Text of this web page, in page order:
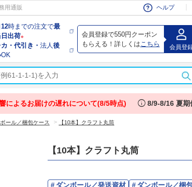
用通販 ヘルプ
12時までの注文で最
出荷※
カ・代引き・法人後
OK
会員登録で550円クーポン
もらえる！詳しくは こちら 会員登
によるお届けの遅れについて(8/5時点) info 8/9-8/16 夏期
ール／梱包ケース > 【10本】クラフト丸筒
【10本】クラフト丸筒
ダンボール／発送資材 ダンボール／梱